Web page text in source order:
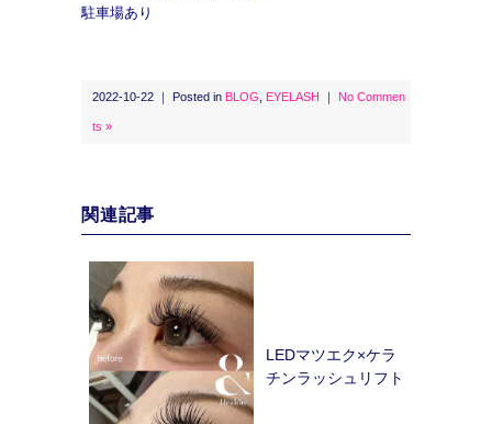
駐車場あり
2022-10-22 ｜ Posted in BLOG EYELASH ｜ No Commen
ts »
関連記事
LEDマツエク×ケラ
チンラッシュリフト